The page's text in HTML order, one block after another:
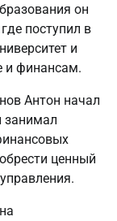
он
поступил в
и
и финансам.
Антон начал
занимал
ценный